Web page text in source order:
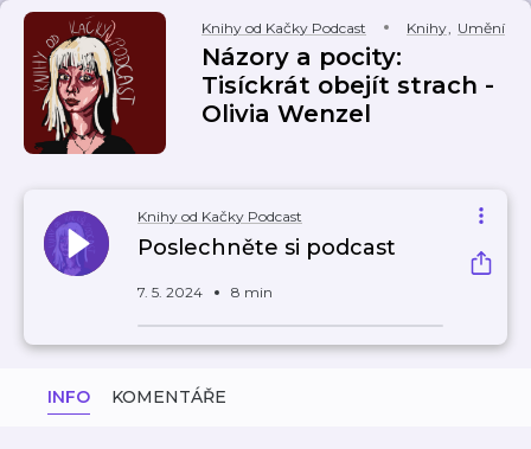
Knihy od Kačky Podcast Knihy, Umění
Názory a pocity:
Tisíckrát obejít strach -
Olivia Wenzel
Knihy od Kačky Podcast
Poslechněte si podcast
7. 5. 2024 8 min
INFO KOMENTÁŘE